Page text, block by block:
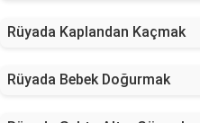
Rüyada Kaplandan Kaçmak
Rüyada Bebek Doğurmak